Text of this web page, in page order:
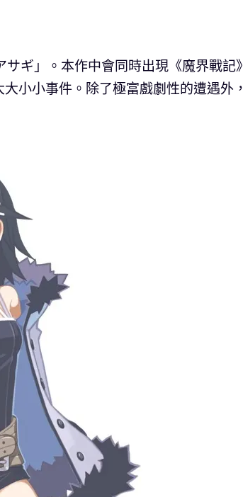
ギ」。本作中會同時出現《魔界戰記》
小小事件。除了極富戲劇性的遭遇外，